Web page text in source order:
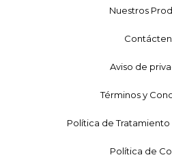
Nuestros
Aviso de
Términos y
Política de
Política de